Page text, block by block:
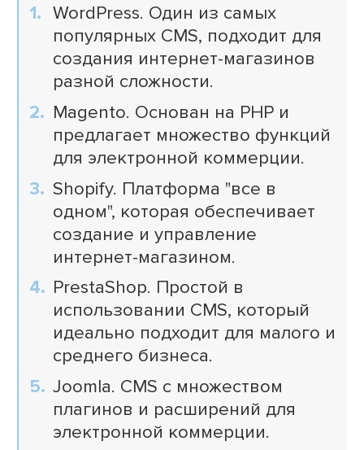
WordPress. Один из самых
популярных CMS, подходит для
создания интернет-магазинов
разной сложности.
Magento. Основан на PHP и
предлагает множество функций
для электронной коммерции.
Shopify. Платформа "все в
одном", которая обеспечивает
создание и управление
интернет-магазином.
PrestaShop. Простой в
использовании CMS, который
идеально подходит для малого и
среднего бизнеса.
Joomla. CMS с множеством
плагинов и расширений для
электронной коммерции.